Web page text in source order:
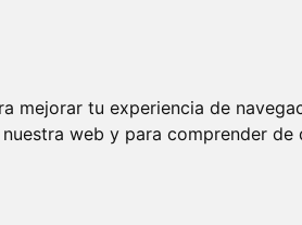
mejorar tu experiencia de
web y para comprender